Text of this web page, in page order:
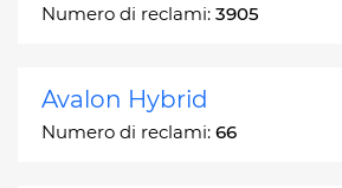
Numero di reclami: 3905
Avalon Hybrid
Numero di reclami: 66